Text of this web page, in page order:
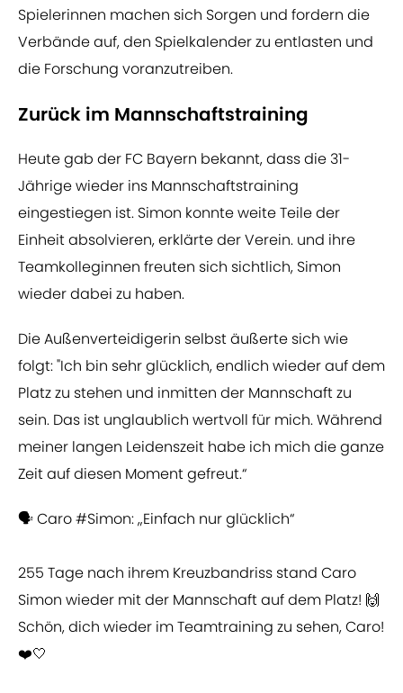
Spielerinnen machen sich Sorgen und fordern die
Verbände auf, den Spielkalender zu entlasten und
die Forschung voranzutreiben.
Zurück im Mannschaftstraining
Heute gab der FC Bayern bekannt, dass die 31-
Jährige wieder ins Mannschaftstraining
eingestiegen ist. Simon konnte weite Teile der
Einheit absolvieren, erklärte der Verein. und ihre
Teamkolleginnen freuten sich sichtlich, Simon
wieder dabei zu haben.
Die Außenverteidigerin selbst äußerte sich wie
folgt: "Ich bin sehr glücklich, endlich wieder auf dem
Platz zu stehen und inmitten der Mannschaft zu
sein. Das ist unglaublich wertvoll für mich. Während
meiner langen Leidenszeit habe ich mich die ganze
Zeit auf diesen Moment gefreut.“
🗣️ Caro#Simon: „Einfach nur glücklich“
255 Tage nach ihrem Kreuzbandriss stand Caro
Simon wieder mit der Mannschaft auf dem Platz! 🙌
Schön, dich wieder im Teamtraining zu sehen, Caro!
❤️🤍